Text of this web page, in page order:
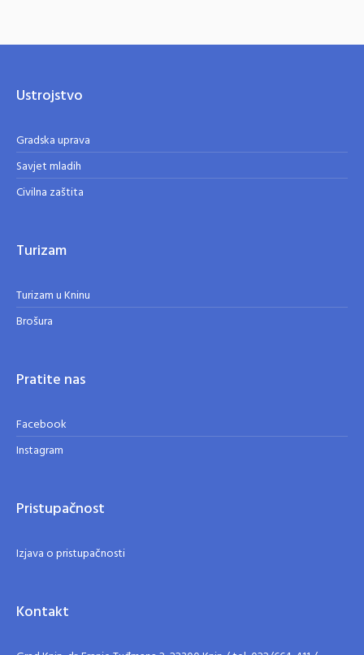
Ustrojstvo
Gradska uprava
Savjet mladih
Civilna zaštita
Turizam
Turizam u Kninu
Brošura
Pratite nas
Facebook
Instagram
Pristupačnost
Izjava o pristupačnosti
Kontakt